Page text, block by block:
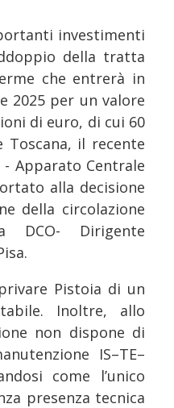
investimenti
della tratta
che entrerà in
2025 per un valore
di euro, di cui 60
Toscana, il recente
- Apparato Centrale
alla decisione
della circolazione
DCO- Dirigente
Pistoia di un
Inoltre, allo
non dispone di
IS–TE–
come l’unico
presenza tecnica